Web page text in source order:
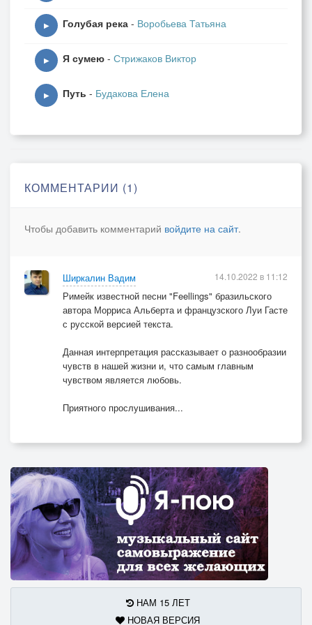
И ласково шепните,
Пожалуйста не спите,
Куплет
Любовь поторопите,
Чувства
Добрые, простые,
Верные друзья...
Мне сказку расскажите
С любовью не шутите
Чувства..
Мне силу покажите
И душу обожгите
Сердца моего
Проигрыш (речитатив)
▶ Голубая река - Воробьева Татьяна
▶ Я сумею - Стрижаков Виктор
▶ Путь - Будакова Елена
КОММЕНТАРИИ (1)
Чтобы добавить комментарий войдите на сайт.
Ширкалин Вадим
Римейк известной песни "Feellings" бразильского
автора Морриса Альберта и французского Луи Гасте
с русской версией текста.
Данная интерпретация рассказывает о разнообразии
чувств в нашей жизни и, что самым главным
чувством является любовь.
Приятного прослушивания...
14.10.2022 в 11:12
НАМ 15 ЛЕТ
НОВАЯ ВЕРСИЯ